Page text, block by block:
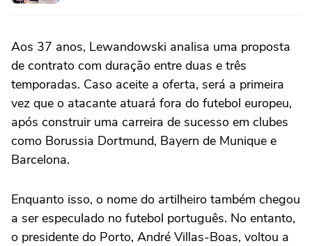
Aos 37 anos, Lewandowski analisa uma proposta
de contrato com duração entre duas e três
temporadas. Caso aceite a oferta, será a primeira
vez que o atacante atuará fora do futebol europeu,
após construir uma carreira de sucesso em clubes
como Borussia Dortmund, Bayern de Munique e
Barcelona.
Enquanto isso, o nome do artilheiro também chegou
a ser especulado no futebol português. No entanto,
o presidente do Porto, André Villas-Boas, voltou a